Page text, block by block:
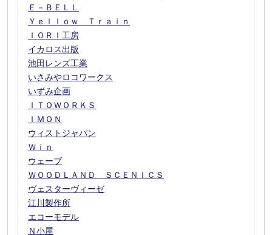
Ｅ－ＢＥＬＬ
Ｙｅｌｌｏｗ Ｔｒａｉｎ
ＩＯＲＩ工房
イカロス出版
池田レンズ工業
いさみやロコワークス
いずみ企画
ＩＴＯＷＯＲＫＳ
ＩＭＯＮ
ウィストジャパン
Ｗｉｎ
ウェーブ
ＷＯＯＤＬＡＮＤ ＳＣＥＮＩＣＳ
ヴェスターヴィーゼ
江川製作所
エコーモデル
Ｎ小屋